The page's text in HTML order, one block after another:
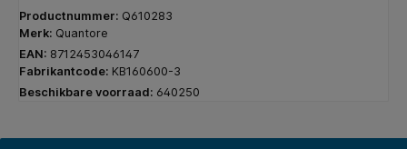
Productnummer: Q610283
Merk: Quantore
EAN: 8712453046147
Fabrikantcode: KB160600-3
Beschikbare voorraad: 640250